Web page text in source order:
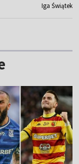
Iga Świątek